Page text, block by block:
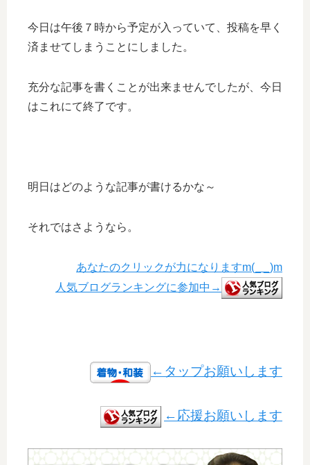
今日は午後７時から予定が入っていて、投稿を早く
済ませてしまうことにしました。
充分な記事を書くことが出来ませんでしたが、今日
はこれにて終了です。
明日はどのような記事が書けるかな～
それではさようなら。
あなたのクリックが力になりますm(_ _)m
人気ブログランキングに参加中→
←タップお願いします
←応援お願いします